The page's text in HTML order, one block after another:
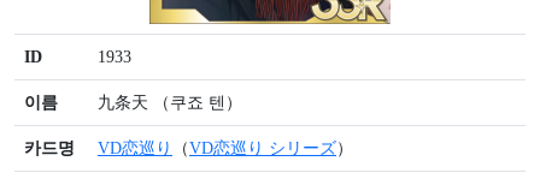
ID 1933
이름 九条天 （쿠죠 텐）
카드명 VD恋巡り （VD恋巡り シリーズ）